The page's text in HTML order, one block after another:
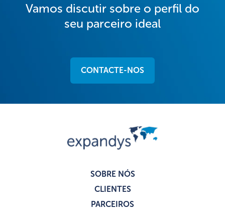
Vamos discutir sobre o perfil do
seu parceiro ideal
CONTACTE-NOS
SOBRE NÓS
CLIENTES
PARCEIROS